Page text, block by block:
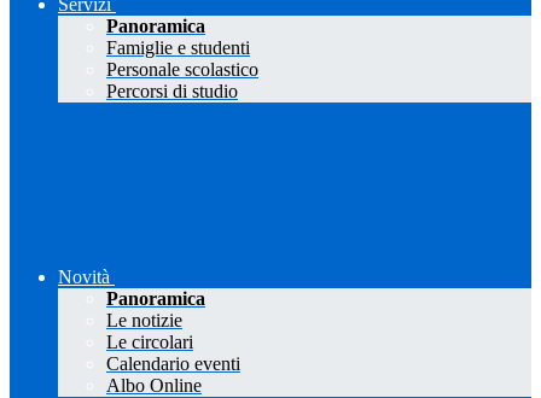
Servizi
Panoramica
Famiglie e studenti
Personale scolastico
Percorsi di studio
Novità
Panoramica
Le notizie
Le circolari
Calendario eventi
Albo Online